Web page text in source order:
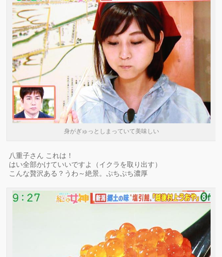
身がぎゅっとしまっていて美味しい
八重子さん これは！
はい全部かけていいですよ（イクラを取り出す）
こんな贅沢ある？うわ～絶景。ぷちぷち濃厚